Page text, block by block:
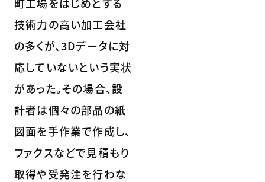
技術力の高い加工会社
の多くが、3Dデータに対
応していないという実状
があった。その場合、設
計者は個々の部品の紙
図面を手作業で作成し、
ファクスなどで見積もり
取得や受発注を行わな